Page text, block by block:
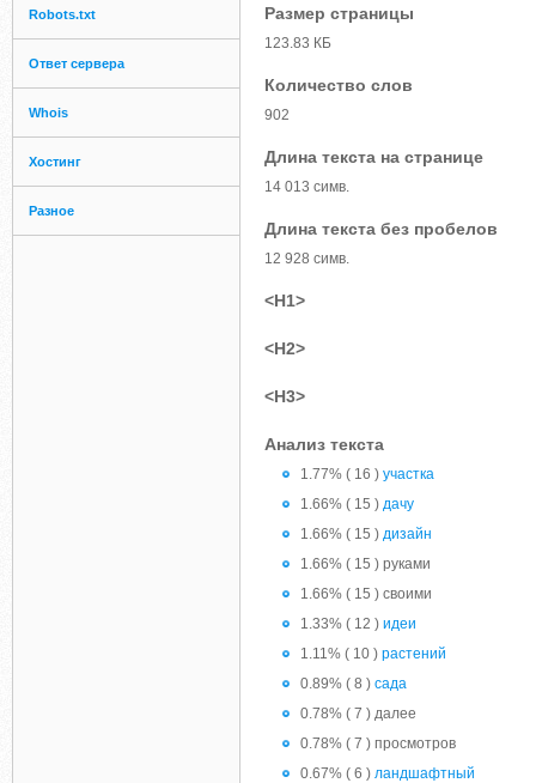
Robots.txt
Ответ сервера
Whois
Хостинг
Разное
Размер страницы
123.83 КБ
Количество слов
902
Длина текста на странице
14 013 симв.
Длина текста без пробелов
12 928 симв.
<H1>
<H2>
<H3>
Анализ текста
1.77% ( 16 ) участка
1.66% ( 15 ) дачу
1.66% ( 15 ) дизайн
1.66% ( 15 ) руками
1.66% ( 15 ) своими
1.33% ( 12 ) идеи
1.11% ( 10 ) растений
0.89% ( 8 ) сада
0.78% ( 7 ) далее
0.78% ( 7 ) просмотров
0.67% ( 6 ) ландшафтный